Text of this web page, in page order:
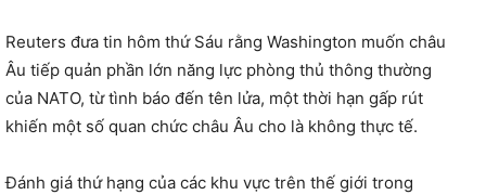
Reuters đưa tin hôm thứ Sáu rằng Washington muốn châu
Âu tiếp quản phần lớn năng lực phòng thủ thông thường
của NATO, từ tình báo đến tên lửa, một thời hạn gấp rút
khiến một số quan chức châu Âu cho là không thực tế.
Đánh giá thứ hạng của các khu vực trên thế giới trong